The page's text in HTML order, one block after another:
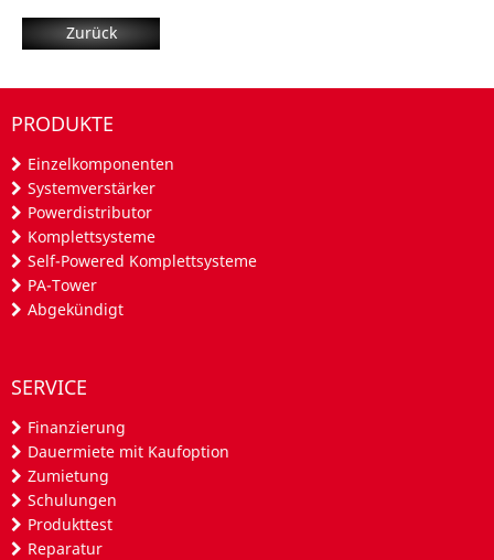
Zurück
PRODUKTE
Einzelkomponenten
Systemverstärker
Powerdistributor
Komplettsysteme
Self-Powered Komplettsysteme
PA-Tower
Abgekündigt
SERVICE
Finanzierung
Dauermiete mit Kaufoption
Zumietung
Schulungen
Produkttest
Reparatur